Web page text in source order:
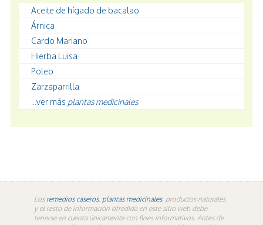
Aceite de hígado de bacalao
Árnica
Cardo Mariano
Hierba Luisa
Poleo
Zarzaparrilla
...ver más plantas medicinales
Los remedios caseros, plantas medicinales, productos naturales
y el resto de información ofredida en este sitio web debe
tenerse en cuenta únicamente con fines informativos. Antes de